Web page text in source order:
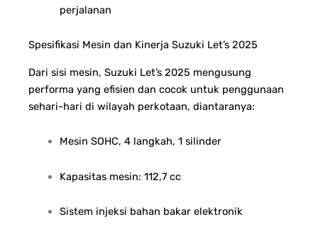
perjalanan
Spesifikasi Mesin dan Kinerja Suzuki Let’s 2025
Dari sisi mesin, Suzuki Let’s 2025 mengusung
performa yang efisien dan cocok untuk penggunaan
sehari-hari di wilayah perkotaan, diantaranya:
Mesin SOHC, 4 langkah, 1 silinder
Kapasitas mesin: 112,7 cc
Sistem injeksi bahan bakar elektronik